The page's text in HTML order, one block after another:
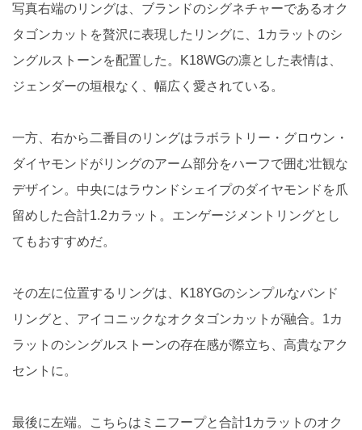
写真右端のリングは、ブランドのシグネチャーであるオク
タゴンカットを贅沢に表現したリングに、1カラットのシ
ングルストーンを配置した。K18WGの凛とした表情は、
ジェンダーの垣根なく、幅広く愛されている。
一方、右から二番目のリングはラボラトリー・グロウン・
ダイヤモンドがリングのアーム部分をハーフで囲む壮観な
デザイン。中央にはラウンドシェイプのダイヤモンドを爪
留めした合計1.2カラット。エンゲージメントリングとし
てもおすすめだ。
その左に位置するリングは、K18YGのシンプルなバンド
リングと、アイコニックなオクタゴンカットが融合。1カ
ラットのシングルストーンの存在感が際立ち、高貴なアク
セントに。
最後に左端。こちらはミニフープと合計1カラットのオク